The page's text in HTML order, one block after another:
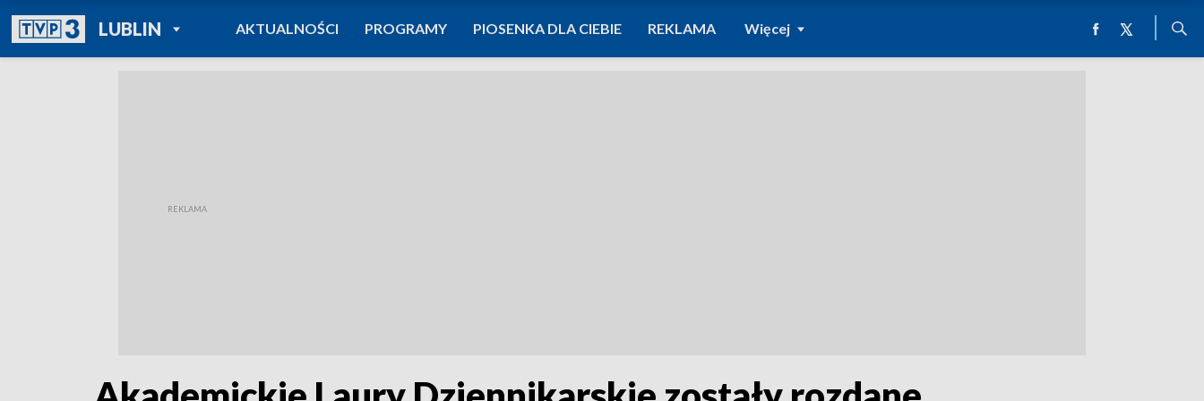
LUBLINPOWRÓT DO
TVP REGIONY
AKTUALNOŚCI PROGRAMY PIOSENKA DLA CIEBIE REKLAMA Więcej